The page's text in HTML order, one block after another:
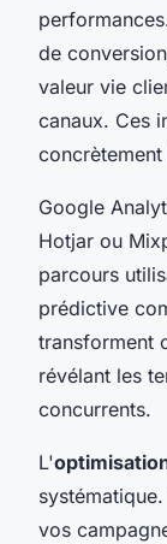
de
valeur vie
canaux. Ces
Google
Hotjar ou
parcours
prédictive
transforment
révélant les
concurrents.
L'
vos